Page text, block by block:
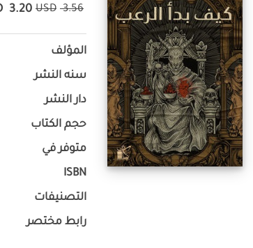
3.56
USD
3.20
المؤلف
سنه النشر
دار النشر
حجم الكتاب
متوفر في
ISBN
التصنيفات
رابط مختصر